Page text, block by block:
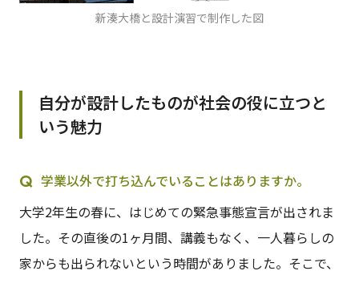
新湊大橋と設計演習で制作した図
自分が設計したものが社会の役に立つと
いう魅力
学業以外で打ち込んでいることはありますか。
大学2年生の春に、はじめての緊急事態宣言が出されま
した。その直後の1ヶ月間、講義もなく、一人暮らしの
家からも出られないという時間がありました。そこで、